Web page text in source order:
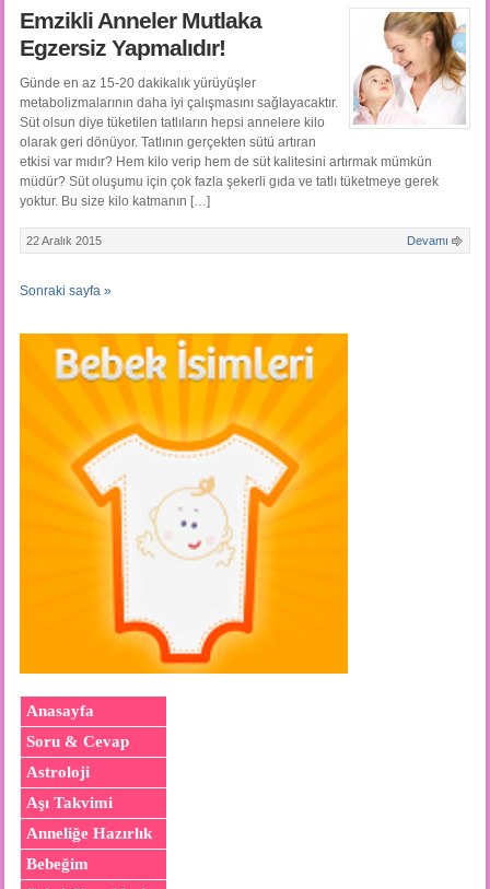
Emzikli Anneler Mutlaka
Egzersiz Yapmalıdır!
Günde en az 15-20 dakikalık yürüyüşler
metabolizmalarının daha iyi çalışmasını sağlayacaktır.
Süt olsun diye tüketilen tatlıların hepsi annelere kilo
olarak geri dönüyor. Tatlının gerçekten sütü artıran
etkisi var mıdır? Hem kilo verip hem de süt kalitesini artırmak mümkün
müdür? Süt oluşumu için çok fazla şekerli gıda ve tatlı tüketmeye gerek
yoktur. Bu size kilo katmanın […]
22 Aralık 2015 Devamı
Sonraki sayfa »
Anasayfa
Soru & Cevap
Astroloji
Aşı Takvimi
Anneliğe Hazırlık
Bebeğim